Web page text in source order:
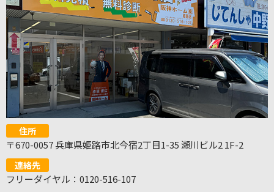
住所
〒670-0057 兵庫県姫路市北今宿2丁目1-35 瀬川ビル2 1F-2
連絡先
フリーダイヤル：0120-516-107